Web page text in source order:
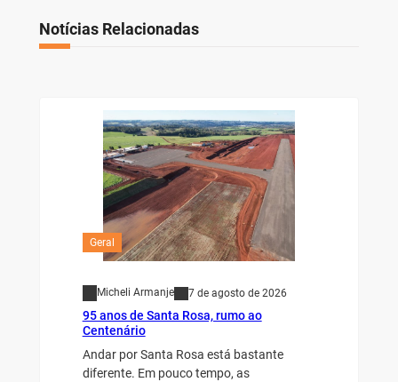
Notícias Relacionadas
Geral
Micheli Armanje 7 de agosto de 2026
95 anos de Santa Rosa, rumo ao
Centenário
Andar por Santa Rosa está bastante
diferente. Em pouco tempo, as